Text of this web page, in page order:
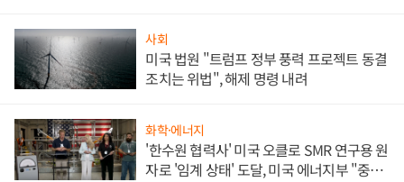
사회
미국 법원 "트럼프 정부 풍력 프로젝트 동결
조치는 위법", 해제 명령 내려
화학·에너지
'한수원 협력사' 미국 오클로 SMR 연구용 원
자로 '임계 상태' 도달, 미국 에너지부 "중요